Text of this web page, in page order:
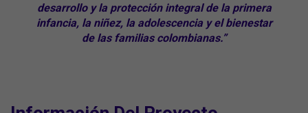
desarrollo y la protección integralde la primera
infancia, la niñez, la adolescencia y el bienestar
de las familias colombianas.”